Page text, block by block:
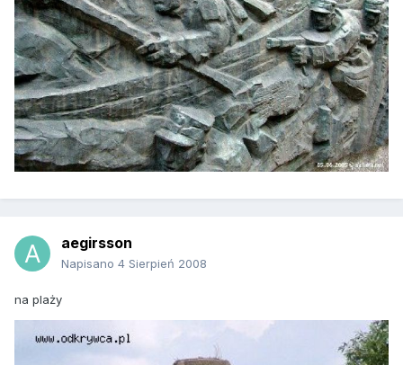
aegirsson
Napisano 4 Sierpień 2008
na plaży